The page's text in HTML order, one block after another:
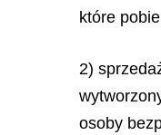
które
2)
osoby